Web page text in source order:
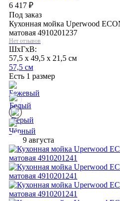
6 417 ₽
Под заказ
Кухонная мойка Uperwood
матовая 4910201237
Нет отзывов
ШхГхВ:
57,5 x 49,5 x 21,5 см
57,5 см
Есть 1 размер
9 августа